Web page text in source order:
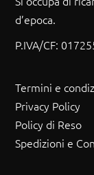
d’epoca.
P.IVA/CF:
Termini e
Privacy Policy
Policy di Reso
Spedizioni e